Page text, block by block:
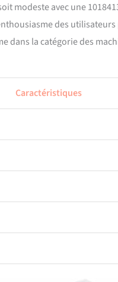
modeste avec une
des
dans la catégorie des
Caractéristiques